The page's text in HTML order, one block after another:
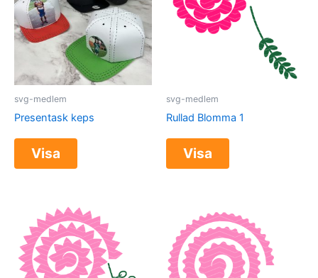
svg-medlem
Presentask keps
Visa
svg-medlem
Rullad Blomma 1
Visa